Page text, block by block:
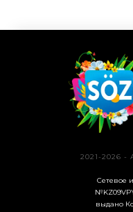
2021-2026 -
Сетевое
выдано